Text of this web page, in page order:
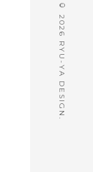
© 2026 RYU-YA DESIGN.